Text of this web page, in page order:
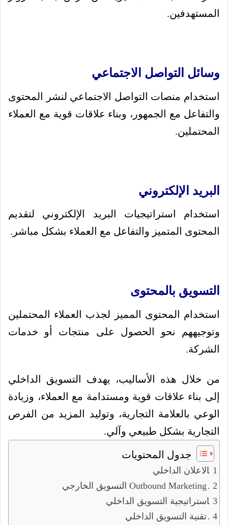
المستهدفين.
وسائل التواصل الاجتماعي
استخدام منصات التواصل الاجتماعي لنشر المحتوى
والتفاعل مع الجمهور، وبناء علاقات قوية مع العملاء
المحتملين.
البريد الإلكتروني
استخدام استراتيجيات البريد الإلكتروني لتقديم
المحتوى المتميز والتفاعل مع العملاء بشكل مباشر.
التسويق بالمحتوى
استخدام المحتوى المميز لجذب العملاء المحتملين
وتوجيههم نحو الحصول على منتجات أو خدمات
الشركة.
من خلال هذه الأساليب، يهدف التسويق الداخلي
إلى بناء علاقات قوية ومستدامة مع العملاء، وزيادة
الوعي بالعلامة التجارية، وتوليد المزيد من الفرص
التجارية بشكل طبيعي وآلي.
جدول المحتويات
الاعلان الداخلي
التسويق الخارجي Outbound Marketing
استراتيجية التسويق الداخلي
تقنية التسويق الداخلي